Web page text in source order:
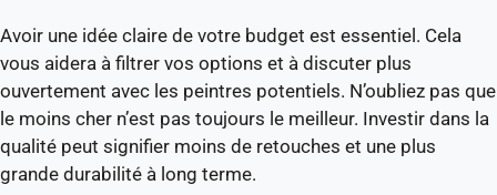
Avoir une idée claire de votre budget est essentiel. Cela
vous aidera à filtrer vos options et à discuter plus
ouvertement avec les peintres potentiels. N’oubliez pas que
le moins cher n’est pas toujours le meilleur. Investir dans la
qualité peut signifier moins de retouches et une plus
grande durabilité à long terme.